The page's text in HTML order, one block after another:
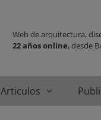
Web de arquitectura,
22 años online, desde
Articulos